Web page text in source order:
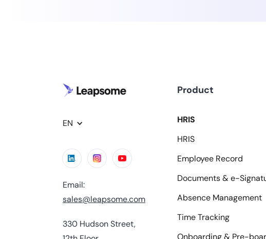
EN
Email:
sales@leapsome.com
330 Hudson Street,
Product
HRIS
HRIS
Employee Record
Documents & e-
Absence Management
Time Tracking
Onboarding & Pre-